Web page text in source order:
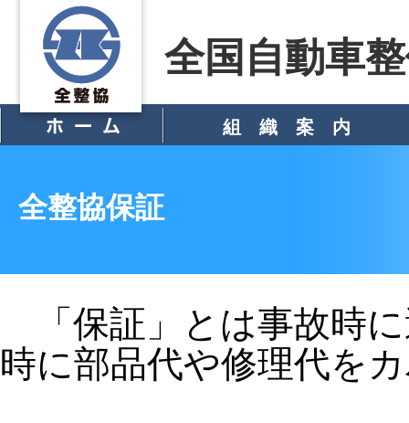
全国自動車
組 織 案 内
全整協保証
「保証」とは事故時
時に部品代や修理代を